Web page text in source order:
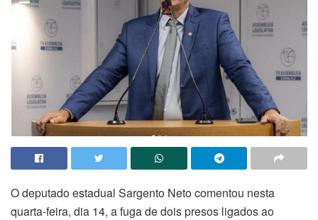
O deputado estadual Sargento Neto comentou nesta
quarta-feira, dia 14, a fuga de dois presos ligados ao